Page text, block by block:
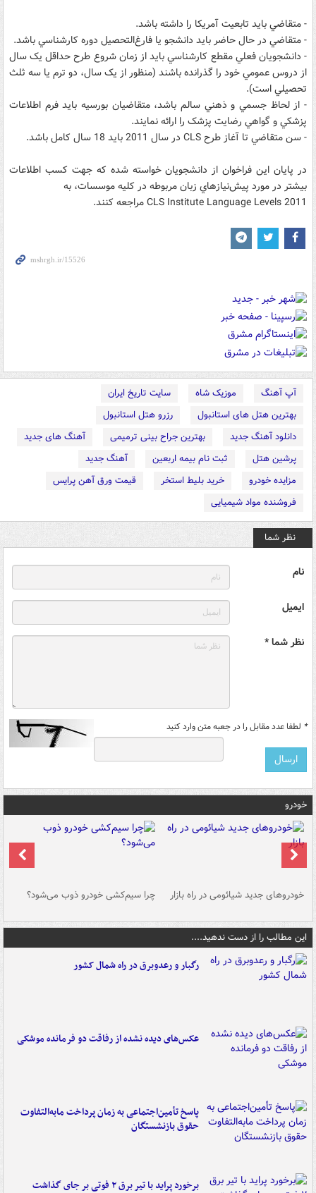
- متقاضي بايد تابعيت آمريکا را داشته باشد.
- متقاضي در حال حاضر بايد دانشجو يا فارغ‌التحصيل دوره کارشناسي باشد.
- دانشجويان فعلي مقطع کارشناسي بايد از زمان شروع طرح حداقل يک سال
از دروس عمومي خود را گذرانده باشند (منظور از يک سال، دو ترم يا سه ثلث
تحصيلي است).
- از لحاظ جسمي و ذهني سالم باشد، متقاضيان بورسيه بايد فرم اطلاعات
پزشکي و گواهي رضايت پزشک را ارائه نمايند.
- سن متقاضي تا آغاز طرح CLS در سال 2011 بايد 18 سال کامل باشد.
در پايان اين فراخوان از دانشجويان خواسته شده که جهت کسب اطلاعات
بيشتر در مورد پيش‌نيازهاي زبان مربوطه در کليه موسسات، به
2011 CLS Institute Language Levels مراجعه کنند.
آپ آهنگ موزیک شاه
سایت تاریخ ایران
بهترین هتل های استانبول
رزرو هتل استانبول
دانلود آهنگ جدید
بهترین جراح بینی ترمیمی
آهنگ های جدید
پرشین هتل
ثبت نام بیمه اربعین
آهنگ جدید
مزایده خودرو
خرید بلیط استخر
قیمت ورق آهن پرایس
فروشنده مواد شیمیایی
نظر شما
نام
ایمیل
نظر شما *
* لطفا عدد مقابل را در جعبه متن وارد کنید
خودرو
خودروهای جدید شیائومی در راه بازار چرا سیم‌کشی خودرو ذوب می‌شود؟
این مطالب را از دست ندهید....
رگبار و رعدوبرق در راه شمال کشور
عکس‌های دیده نشده از رفاقت دو فرمانده‌ موشکی
پاسخ تأمین‌اجتماعی به زمان پرداخت مابه‌التفاوت
حقوق بازنشستگان
برخورد پراید با تیر برق ۲ فوتی بر جای گذاشت